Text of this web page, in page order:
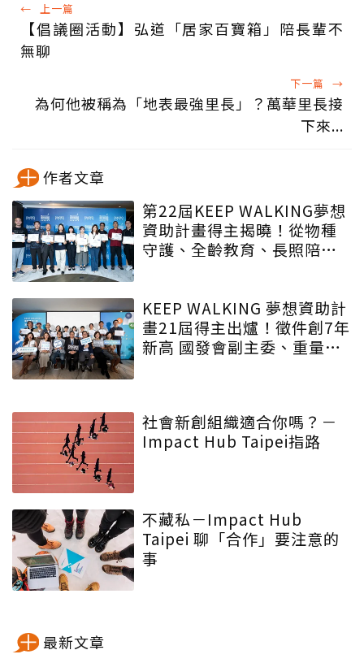
← 上一篇
【倡議圈活動】弘道「居家百寶箱」陪長輩不
無聊
下一篇 →
為何他被稱為「地表最強里長」？萬華里長接
下來...
作者文章
第22屆KEEP WALKING夢想
資助計畫得主揭曉！從物種
守護、全齡教育、長照陪伴
球ESG浪潮
KEEP WALKING 夢想資助計
畫21屆得主出爐！徵件創7年
新高 國發會副主委、重量級
社會新創組織適合你嗎？－
Impact Hub Taipei指路
不藏私－Impact Hub
Taipei 聊「合作」要注意的
事
最新文章